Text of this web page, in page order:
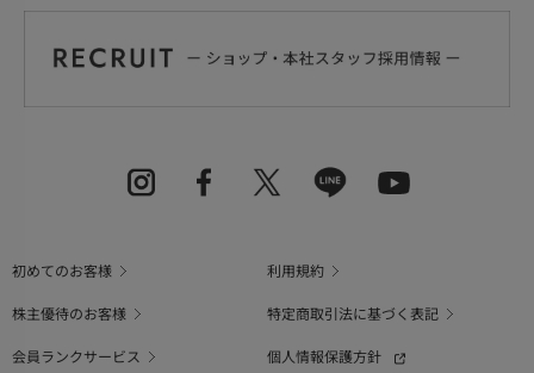
初めてのお客様
利用規約
株主優待のお客様
特定商取引法に基づく表記
会員ランクサービス
個人情報保護方針